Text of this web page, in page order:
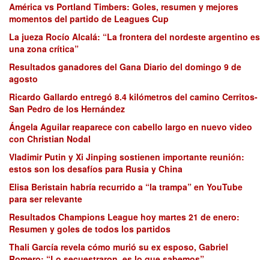
América vs Portland Timbers: Goles, resumen y mejores
momentos del partido de Leagues Cup
La jueza Rocío Alcalá: “La frontera del nordeste argentino es
una zona crítica”
Resultados ganadores del Gana Diario del domingo 9 de
agosto
Ricardo Gallardo entregó 8.4 kilómetros del camino Cerritos-
San Pedro de los Hernández
Ángela Aguilar reaparece con cabello largo en nuevo video
con Christian Nodal
Vladimir Putin y Xi Jinping sostienen importante reunión:
estos son los desafíos para Rusia y China
Elisa Beristain habría recurrido a “la trampa” en YouTube
para ser relevante
Resultados Champions League hoy martes 21 de enero:
Resumen y goles de todos los partidos
Thali García revela cómo murió su ex esposo, Gabriel